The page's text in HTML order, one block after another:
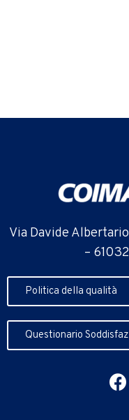
Via Davide
–
Politica della qualità
Questionario